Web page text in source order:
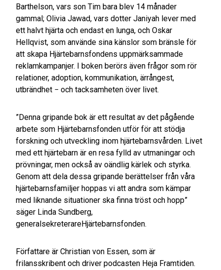
Barthelson, vars son Tim bara blev 14 månader
gammal; Olivia Jawad, vars dotter Janiyah lever med
ett halvt hjärta och endast en lunga, och Oskar
Hellqvist, som använde sina känslor som bränsle för
att skapa Hjärtebarnsfondens uppmärksammade
reklamkampanjer. I boken berörs även frågor som rör
relationer, adoption, kommunikation, ärrångest,
utbrändhet − och tacksamheten över livet.
”Denna gripande bok är ett resultat av det pågående
arbete som Hjärtebarnsfonden utför för att stödja
forskning och utveckling inom hjärtebarnsvården. Livet
med ett hjärtebarn är en resa fylld av utmaningar och
prövningar, men också av oändlig kärlek och styrka.
Genom att dela dessa gripande berättelser från våra
hjärtebarnsfamiljer hoppas vi att andra som kämpar
med liknande situationer ska finna tröst och hopp”
säger Linda Sundberg,
generalsekreterareHjärtebarnsfonden.
Författare är Christian von Essen, som är
frilansskribent och driver podcasten Heja Framtiden.